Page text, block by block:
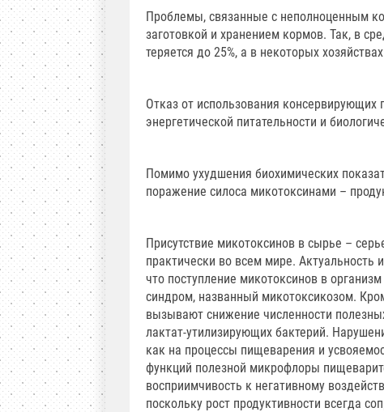
Проблемы, связанные с неполноценным
заготовкой и хранением кормов. Так, в
теряется до 25%, а в некоторых
Отказ от использования консервирующих
энергетической питательности и
Помимо ухудшения биохимических
поражение силоса микотоксинами –
Присутствие микотоксинов в сырье –
практически во всем мире. Актуальность
что поступление микотоксинов в
синдром, названный микотоксикозом.
вызывают снижение численности
лактат-утилизирующих бактерий.
как на процессы пищеварения и
функций полезной микрофлоры
восприимчивость к негативному
поскольку рост продуктивности всегда